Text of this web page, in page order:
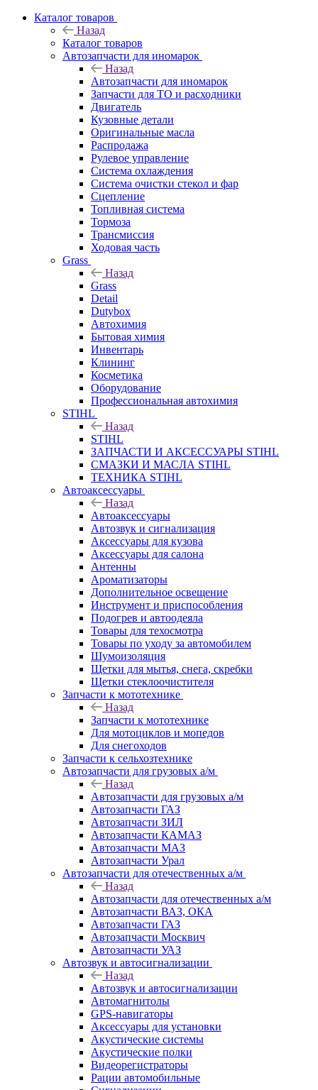
Каталог товаров
Назад
Каталог товаров
Автозапчасти для иномарок
Назад
Автозапчасти для иномарок
Запчасти для ТО и расходники
Двигатель
Кузовные детали
Оригинальные масла
Распродажа
Рулевое управление
Система охлаждения
Система очистки стекол и фар
Сцепление
Топливная система
Тормоза
Трансмиссия
Ходовая часть
Grass
Назад
Grass
Detail
Dutybox
Автохимия
Бытовая химия
Инвентарь
Клининг
Косметика
Оборудование
Профессиональная автохимия
STIHL
Назад
STIHL
ЗАПЧАСТИ И АКСЕССУАРЫ STIHL
СМАЗКИ И МАСЛА STIHL
ТЕХНИКА STIHL
Автоаксессуары
Назад
Автоаксессуары
Автозвук и сигнализация
Аксессуары для кузова
Аксессуары для салона
Антенны
Ароматизаторы
Дополнительное освещение
Инструмент и приспособления
Подогрев и автоодеяла
Товары для техосмотра
Товары по уходу за автомобилем
Шумоизоляция
Щетки для мытья, снега, скребки
Щетки стеклоочистителя
Запчасти к мототехнике
Назад
Запчасти к мототехнике
Для мотоциклов и мопедов
Для снегоходов
Запчасти к сельхозтехнике
Автозапчасти для грузовых а/м
Назад
Автозапчасти для грузовых а/м
Автозапчасти ГАЗ
Автозапчасти ЗИЛ
Автозапчасти КАМАЗ
Автозапчасти МАЗ
Автозапчасти Урал
Автозапчасти для отечественных а/м
Назад
Автозапчасти для отечественных а/м
Автозапчасти ВАЗ, ОКА
Автозапчасти ГАЗ
Автозапчасти Москвич
Автозапчасти УАЗ
Автозвук и автосигнализации
Назад
Автозвук и автосигнализации
Автомагнитолы
GPS-навигаторы
Аксессуары для установки
Акустические системы
Акустические полки
Видеорегистраторы
Рации автомобильные